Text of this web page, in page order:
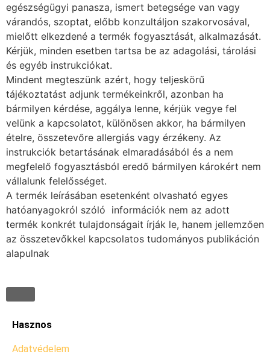
egészségügyi panasza, ismert betegsége van vagy
várandós, szoptat, előbb konzultáljon szakorvosával,
mielőtt elkezdené a termék fogyasztását, alkalmazását.
Kérjük, minden esetben tartsa be az adagolási, tárolási
és egyéb instrukciókat.
Mindent megteszünk azért, hogy teljeskörű
tájékoztatást adjunk termékeinkről, azonban ha
bármilyen kérdése, aggálya lenne, kérjük vegye fel
velünk a kapcsolatot, különösen akkor, ha bármilyen
ételre, összetevőre allergiás vagy érzékeny. Az
instrukciók betartásának elmaradásából és a nem
megfelelő fogyasztásból eredő bármilyen károkért nem
vállalunk felelősséget.
A termék leírásában esetenként olvasható egyes
hatóanyagokról szóló információk nem az adott
termék konkrét tulajdonságait írják le, hanem jellemzően
az összetevőkkel kapcsolatos tudományos publikáción
alapulnak
Hasznos
Adatvédelem